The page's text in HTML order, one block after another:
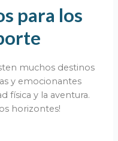
para los
muchos destinos
y emocionantes
física y la aventura.
horizontes!